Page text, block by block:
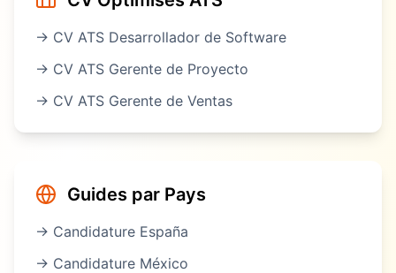
→ CV ATS Desarrollador de Software
→ CV ATS Gerente de Proyecto
→ CV ATS Gerente de Ventas
Guides par Pays
→ Candidature España
→ Candidature México